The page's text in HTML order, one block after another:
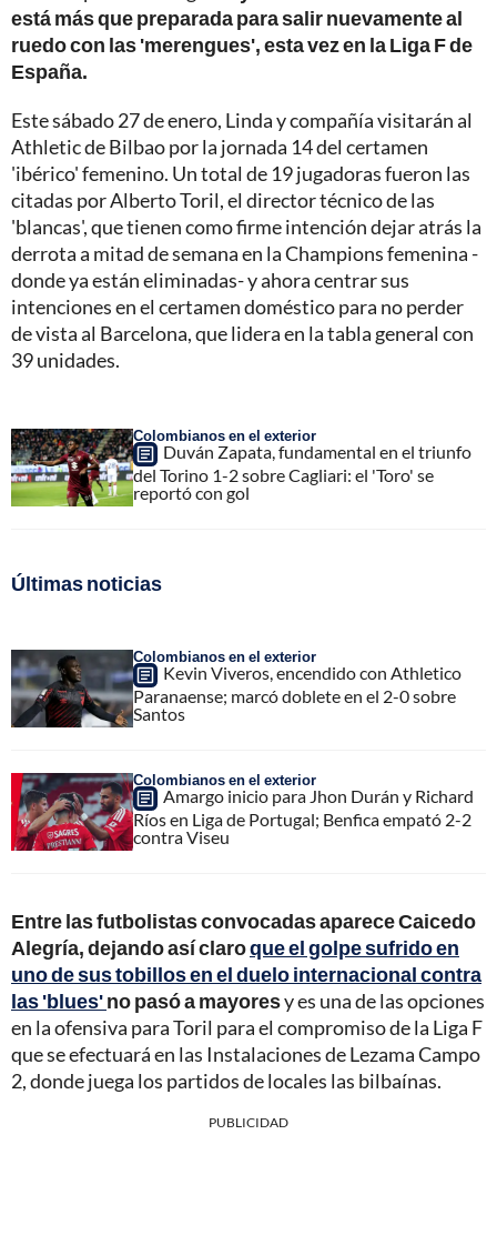
está más que preparada para salir nuevamente al
ruedo con las 'merengues', esta vez en la Liga F de
España.
Este sábado 27 de enero, Linda y compañía visitarán al
Athletic de Bilbao por la jornada 14 del certamen
'ibérico' femenino. Un total de 19 jugadoras fueron las
citadas por Alberto Toril, el director técnico de las
'blancas', que tienen como firme intención dejar atrás la
derrota a mitad de semana en la Champions femenina -
donde ya están eliminadas- y ahora centrar sus
intenciones en el certamen doméstico para no perder
de vista al Barcelona, que lidera en la tabla general con
39 unidades.
Colombianos en el exterior
Duván Zapata, fundamental en el triunfo
del Torino 1-2 sobre Cagliari: el 'Toro' se
reportó con gol
Últimas noticias
Colombianos en el exterior
Kevin Viveros, encendido con Athletico
Paranaense; marcó doblete en el 2-0 sobre
Santos
Colombianos en el exterior
Amargo inicio para Jhon Durán y Richard
Ríos en Liga de Portugal; Benfica empató 2-2
contra Viseu
Entre las futbolistas convocadas aparece Caicedo
Alegría, dejando así claroque el golpe sufrido en
uno de sus tobillos en el duelo internacional contra
las 'blues'no pasó a mayoresy es una de las opciones
en la ofensiva para Toril para el compromiso de la Liga F
que se efectuará en las Instalaciones de Lezama Campo
2, donde juega los partidos de locales las bilbaínas.
PUBLICIDAD